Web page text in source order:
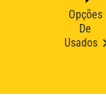
Opções
De
Usados